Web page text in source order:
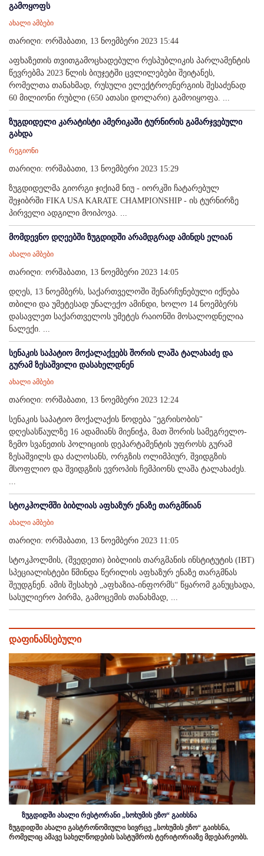
გამოყოფს
ახალი ამბები
თარიღი: ორშაბათი, 13 ნოემბერი 2023 15:44
აფხაზეთის თვითგამოცხადებული რესპუბლიკის პარლამენტის
წევრებმა 2023 წლის ბიუჯეტში ცვლილებები შეიტანეს,
რომელთა თანახმად, რუსული ელექტროენერგიის შესაძენად
60 მილიონი რუბლი (650 ათასი დოლარი) გამოიყოფა. ...
ზუგდიდელი კარატისტი ამერიკაში ტურნირის გამარჯვებული
გახდა
რეგიონი
თარიღი: ორშაბათი, 13 ნოემბერი 2023 15:29
ზუგდიდელმა გიორგი ჯიქიამ ნიუ - იორკში ჩატარებულ
შეჯიბრში FIKA USA KARATE CHAMPIONSHIP - ის ტურნირზე
პირველი ადგილი მოიპოვა. ...
მომდევნო დღეებში ზუგდიდში არამდგრად ამინდს ელიან
ახალი ამბები
თარიღი: ორშაბათი, 13 ნოემბერი 2023 14:05
დღეს, 13 ნოემბერს, საქართველოში შენარჩუნებული იქნება
თბილი და უმეტესად უნალექო ამინდი, ხოლო 14 ნოემბერს
დასავლეთ საქართველოს უმეტეს რაიონში მოსალოდნელია
ნალექი. ...
სენაკის საპატიო მოქალაქეებს შორის ლაშა ტალახაძე და
გურამ ზესაშვილი დასახელდნენ
ახალი ამბები
თარიღი: ორშაბათი, 13 ნოემბერი 2023 12:24
სენაკის საპატიო მოქალაქის წოდება "ეგრისობის"
დღესასწაულზე 16 ადამიანს მიენიჭა, მათ შორის სამეგრელო-
ზემო სვანეთის პოლიციის დეპარტამენტის უფროსს გურამ
ზესაშვილს და ძალოსანს, ორგზის ოლიმპიურ, შვიდგზის
მსოფლიო და შვიდგზის ევროპის ჩემპიონს ლაშა ტალახაძეს.
...
სტოკჰოლმში ბიბლიას აფხაზურ ენაზე თარგმნიან
ახალი ამბები
თარიღი: ორშაბათი, 13 ნოემბერი 2023 11:05
სტოკჰოლმის, (შვედეთი) ბიბლიის თარგმანის ინსტიტუტის (IBT)
სპეციალისტები წმინდა წერილის აფხაზურ ენაზე თარგმნას
შეუდგნენ. ამის შესახებ „აფხაზია-ინფორმს“ წყარომ განუცხადა,
სასულიერო პირმა, გამოცემის თანახმად, ...
დაფინანსებული
ზუგდიდში ახალი რესტორანი „სოხუმის ეზო“ გაიხსნა
ზუგდიდში ახალი გასტრონომიული სივრცე „სოხუმის ეზო“ გაიხსნა,
რომელიც ამავე სახელწოდების სასტუმროს ტერიტორიაზე მდებარეობს.